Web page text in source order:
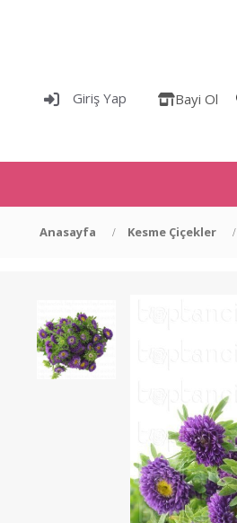
Giriş Yap Bayi Ol
Anasayfa Kesme Çiçekler